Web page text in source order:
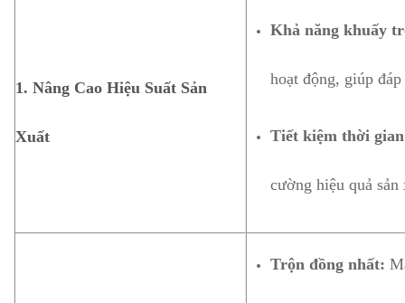
1. Nâng Cao Hiệu Suất Sản
Xuất
Khả năng khuấy
hoạt động, giúp
Tiết kiệm thời
cường hiệu quả
Trộn đồng nhất: